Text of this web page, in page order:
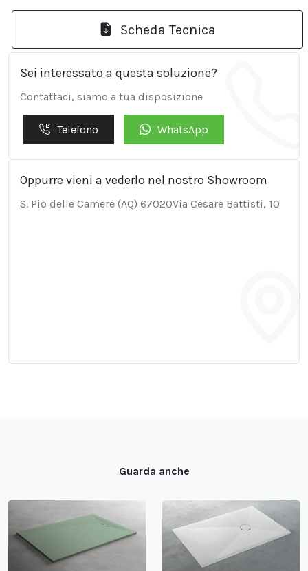
Scheda Tecnica
Sei interessato a questa soluzione?
Contattaci, siamo a tua disposizione
Telefono WhatsApp
Oppurre vieni a vederlo nel nostro Showroom
S. Pio delle Camere (AQ) 67020Via Cesare Battisti, 10
Guarda anche